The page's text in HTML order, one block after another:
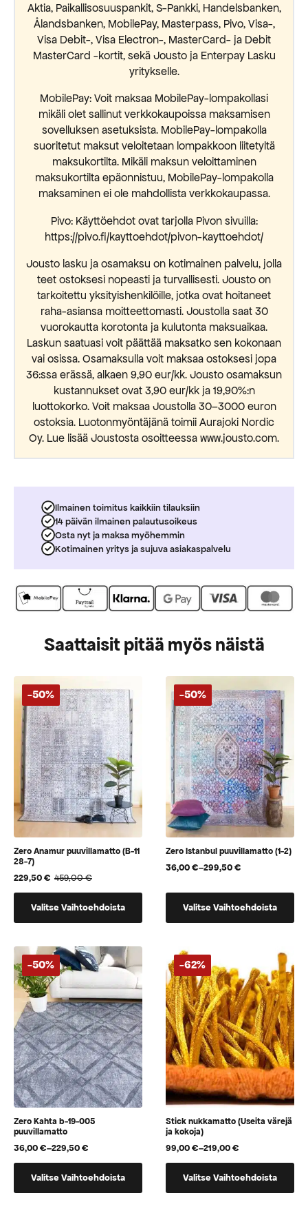
Aktia, Paikallisosuuspankit, S-Pankki, Handelsbanken,
Ålandsbanken, MobilePay, Masterpass, Pivo, Visa-,
Visa Debit-, Visa Electron-, MasterCard- ja Debit
MasterCard -kortit, sekä Jousto ja Enterpay Lasku
yritykselle.
MobilePay: Voit maksaa MobilePay-lompakollasi
mikäli olet sallinut verkkokaupoissa maksamisen
sovelluksen asetuksista. MobilePay-lompakolla
suoritetut maksut veloitetaan lompakkoon liitetyltä
maksukortilta. Mikäli maksun veloittaminen
maksukortilta epäonnistuu, MobilePay-lompakolla
maksaminen ei ole mahdollista verkkokaupassa.
Pivo: Käyttöehdot ovat tarjolla Pivon sivuilla:
https://pivo.fi/kayttoehdot/pivon-kayttoehdot/
Jousto lasku ja osamaksu on kotimainen palvelu, jolla
teet ostoksesi nopeasti ja turvallisesti. Jousto on
tarkoitettu yksityishenkilöille, jotka ovat hoitaneet
raha-asiansa moitteettomasti. Joustolla saat 30
vuorokautta korotonta ja kulutonta maksuaikaa.
Laskun saatuasi voit päättää maksatko sen kokonaan
vai osissa. Osamaksulla voit maksaa ostoksesi jopa
36:ssa erässä, alkaen 9,90 eur/kk. Jousto osamaksun
kustannukset ovat 3,90 eur/kk ja 19,90%:n
luottokorko. Voit maksaa Joustolla 30–3000 euron
ostoksia. Luotonmyöntäjänä toimii Aurajoki Nordic
Oy. Lue lisää Joustosta osoitteessa www.jousto.com.
Ilmainen toimitus kaikkiin tilauksiin
14 päivän ilmainen palautusoikeus
Osta nyt ja maksa myöhemmin
Kotimainen yritys ja sujuva asiakaspalvelu
Saattaisit pitää myös näistä
-50%
Zero Anamur puuvillamatto (B-11
28-7)
459,00€
Alkuperäinen
hinta
229,50€
Nykyinen
hinta
Valitse Vaihtoehdoista
tuotteella
useampi
muunnelma.
Voit
tehdä
valinnat
tuotteen
sivulla.
-50%
Zero Istanbul puuvillamatto (1-2)
36,00€–299,50€
Hintaluokka:
-
299,50 €
Valitse Vaihtoehdoista
tuotteella
useampi
muunnelma.
Voit
tehdä
valinnat
tuotteen
sivulla.
-50%
Zero Kahta b-19-005
puuvillamatto
36,00€–229,50€
Hintaluokka:
36,00 €
Valitse Vaihtoehdoista
tuotteella
-62%
Stick nukkamatto (Useita värejä
ja kokoja)
99,00€–219,00€
Hintaluokka:
99,00 €
Valitse Vaihtoehdoista
tuotteella